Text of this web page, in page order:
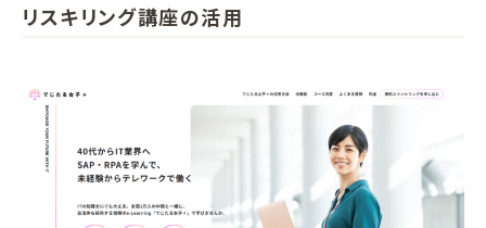
リスキリング講座の活用